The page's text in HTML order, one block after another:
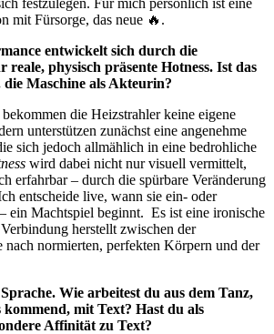
mit Fürsorge, das neue 🔥 .
entwickelt sich durch die
reale, physisch präsente Hotness. Ist das
Maschine als Akteurin?
die Heizstrahler keine eigene
unterstützen zunächst eine angenehme
sich jedoch allmählich in eine bedrohliche
wird dabei nicht nur visuell vermittelt,
erfahrbar – durch die spürbare Veränderung
entscheide live, wann sie ein- oder
ein Machtspiel beginnt. Es ist eine ironische
herstellt zwischen der
nach normierten, perfekten Körpern und der
Wie arbeitest du aus dem Tanz,
mit Text? Hast du als
Affinität zu Text?